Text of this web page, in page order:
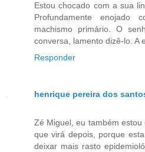
Estou chocado com a sua
Profundamente enojado
machismo primário. O
conversa, lamento dizê-lo. A
Responder
henrique pereira dos
Zé Miguel, eu também
que virá depois, porque
deixar mais rasto